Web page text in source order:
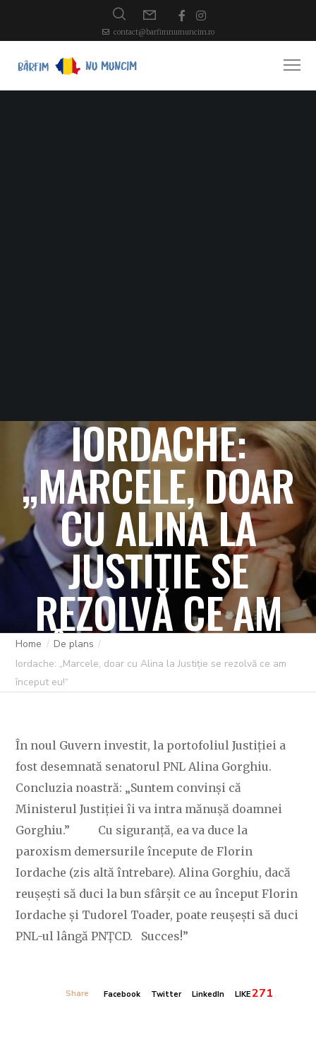
contact@barfimnumuncim.ro
IORDACHE:
„MARCELE, DOAR
CU ALINA LA
JUSTIȚIE SE
REZOLVĂ CE AM
ÎNCEPUT EU!“
Home
De plans
Iordache: „Marcele, doar cu Alina la Justiție se rezolvă ce am
început eu!“
În noul Guvern investit, la portofoliul Justiției a
fost desemnată senatorul PNL Alina Gorghiu.
Concluzia noastră: „Suntem convinși că
Ministerul Justiției îi va intra mănușă doamnei
Gorghiu.” Cu siguranță, ea va duce la
paroxism demersurile începute de Florin
Iordache (zis altă întrebare). Alina Gorghiu, dacă
reușești să duci la bun sfârșit ce au început Florin
Iordache și Tudorel Toader, poate reușești să duci
PNL-ul lângă PNȚCD. Succes!”
Share Facebook Twitter LinkedIn LIKE271